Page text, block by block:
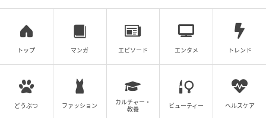
しています。
だからこそ、一見すると「銀行のミス」に見える出来
事でも、調べてみると意外な真相にたどり着くことが
少なくありません。
窓口で行っている確認作業の一つひとつには、お客様
の大切な資産を守るという目的があるのです。
トップ マンガ エピソード エンタメ トレンド
どうぶつ ファッション
カルチャー・
教養
ビューティー ヘルスケア